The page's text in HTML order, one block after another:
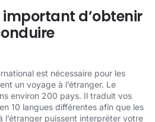
d’obtenir
est nécessaire pour les
un voyage à l’étranger. Le
environ 200 pays. Il traduit vos
10 langues différentes afin que les
l’étranger puissent interpréter votre